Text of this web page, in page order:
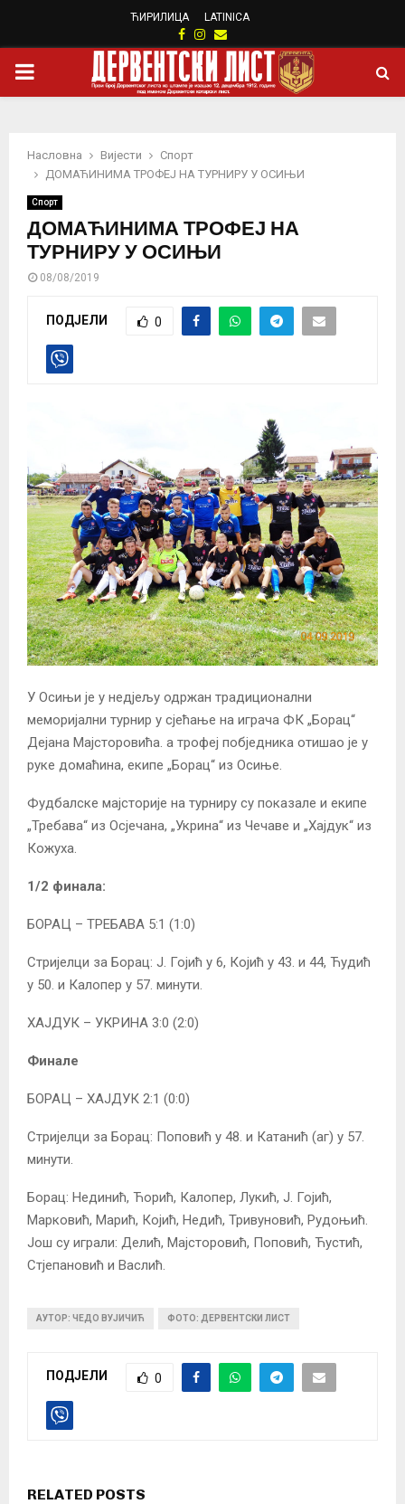
ЋИРИЛИЦА LATINICA
Facebook
Instagram
Email
PRIMARY
Насловна Вијести
Спорт
ДОМАЋИНИМА ТРОФЕЈ НА ТУРНИРУ У ОСИЊИ
Спорт
ДОМАЋИНИМА ТРОФЕЈ НА
ТУРНИРУ У ОСИЊИ
08/08/2019
ПОДЈЕЛИ 0
У Осињи је у недјељу одржан традиционални
меморијални турнир у сјећање на играча ФК „Борац“
Дејана Мајсторовића. а трофеј побједника отишао је у
руке домаћина, екипе „Борац“ из Осиње.
Фудбалске мајсторије на турниру су показале и екипе
„Требава“ из Осјечана, „Укрина“ из Чечаве и „Хајдук“ из
Кожуха.
1/2 финала:
БОРАЦ – ТРЕБАВА 5:1 (1:0)
Стријелци за Борац: Ј. Гојић у 6, Којић у 43. и 44, Ћудић
у 50. и Калопер у 57. минути.
ХАЈДУК – УКРИНА 3:0 (2:0)
Финале
БОРАЦ – ХАЈДУК 2:1 (0:0)
Стријелци за Борац: Поповић у 48. и Катанић (аг) у 57.
минути.
Борац: Нединић, Ћорић, Калопер, Лукић, Ј. Гојић,
Марковић, Марић, Којић, Недић, Тривуновић, Рудоњић.
Још су играли: Делић, Мајсторовић, Поповић, Ћустић,
Стјепановић и Васлић.
АУТОР: ЧЕДО ВУЈИЧИЋ ФОТО: ДЕРВЕНТСКИ ЛИСТ
ПОДЈЕЛИ 0
RELATED POSTS